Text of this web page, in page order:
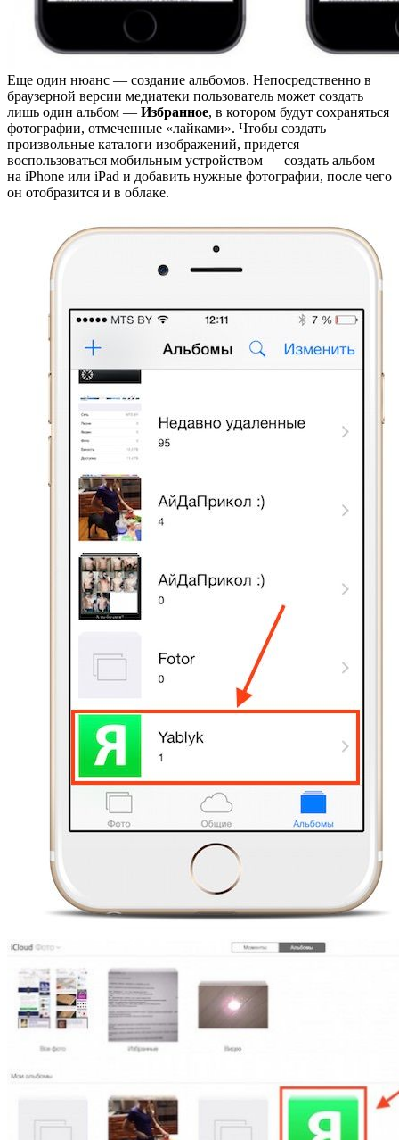
Еще один нюанс — создание альбомов. Непосредственно в
браузерной версии медиатеки пользователь может создать
лишь один альбом — Избранное, в котором будут сохраняться
фотографии, отмеченные «лайками». Чтобы создать
произвольные каталоги изображений, придется
воспользоваться мобильным устройством — создать альбом
на iPhone или iPad и добавить нужные фотографии, после чего
он отобразится и в облаке.